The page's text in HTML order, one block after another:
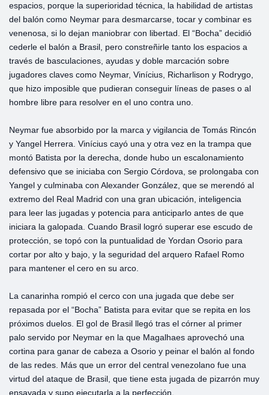
espacios, porque la superioridad técnica, la habilidad de artistas
del balón como Neymar para desmarcarse, tocar y combinar es
venenosa, si lo dejan maniobrar con libertad. El “Bocha” decidió
cederle el balón a Brasil, pero constreñirle tanto los espacios a
través de basculaciones, ayudas y doble marcación sobre
jugadores claves como Neymar, Vinícius, Richarlison y Rodrygo,
que hizo imposible que pudieran conseguir líneas de pases o al
hombre libre para resolver en el uno contra uno.
Neymar fue absorbido por la marca y vigilancia de Tomás Rincón
y Yangel Herrera. Vinícius cayó una y otra vez en la trampa que
montó Batista por la derecha, donde hubo un escalonamiento
defensivo que se iniciaba con Sergio Córdova, se prolongaba con
Yangel y culminaba con Alexander González, que se merendó al
extremo del Real Madrid con una gran ubicación, inteligencia
para leer las jugadas y potencia para anticiparlo antes de que
iniciara la galopada. Cuando Brasil logró superar ese escudo de
protección, se topó con la puntualidad de Yordan Osorio para
cortar por alto y bajo, y la seguridad del arquero Rafael Romo
para mantener el cero en su arco.
La canarinha rompió el cerco con una jugada que debe ser
repasada por el “Bocha” Batista para evitar que se repita en los
próximos duelos. El gol de Brasil llegó tras el córner al primer
palo servido por Neymar en la que Magalhaes aprovechó una
cortina para ganar de cabeza a Osorio y peinar el balón al fondo
de las redes. Más que un error del central venezolano fue una
virtud del ataque de Brasil, que tiene esta jugada de pizarrón muy
ensayada y supo ejecutarla a la perfección.